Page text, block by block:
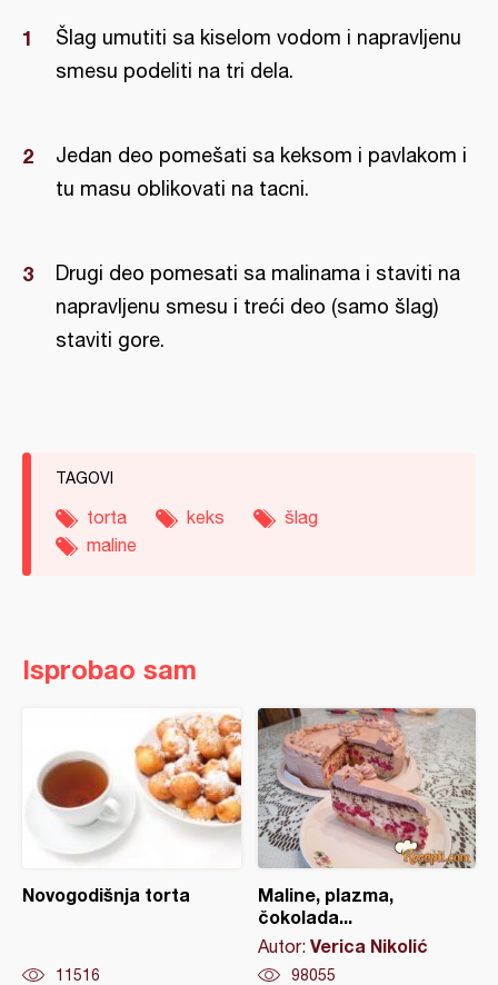
Šlag umutiti sa kiselom vodom i napravljenu
smesu podeliti na tri dela.
Jedan deo pomešati sa keksom i pavlakom i
tu masu oblikovati na tacni.
Drugi deo pomesati sa malinama i staviti na
napravljenu smesu i treći deo (samo šlag)
staviti gore.
TAGOVI
torta keks
šlag
maline
Isprobao sam
Novogodišnja torta
11516
Maline, plazma,
čokolada...
Autor: Verica Nikolić
98055